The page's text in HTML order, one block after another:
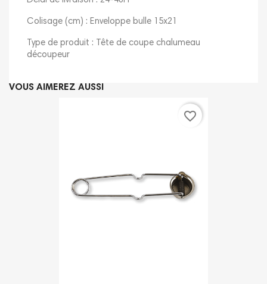
Colisage (cm) : Enveloppe bulle 15x21
Type de produit : Tête de coupe chalumeau
découpeur
VOUS AIMEREZ AUSSI
favorite_border